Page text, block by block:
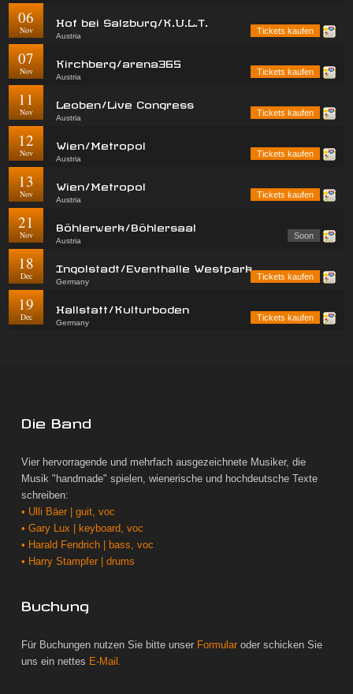
06
Nov
Hof bei Salzburg/K.U.L.T.
Austria
Tickets kaufen
07
Nov
Kirchberg/arena365
Austria
Tickets kaufen
11
Nov
Leoben/Live Congress
Austria
Tickets kaufen
12
Nov
Wien/Metropol
Austria
Tickets kaufen
13
Nov
Wien/Metropol
Austria
Tickets kaufen
21
Nov
Böhlerwerk/Böhlersaal
Austria
Soon
18
Dec
Ingolstadt/Eventhalle Westpark
Germany
Tickets kaufen
19
Dec
Hallstatt/Kulturboden
Germany
Tickets kaufen
Die Band
Vier hervorragende und mehrfach ausgezeichnete Musiker, die
Musik "handmade" spielen, wienerische und hochdeutsche Texte
schreiben:
• Ulli Bäer | guit, voc
• Gary Lux | keyboard, voc
• Harald Fendrich | bass, voc
• Harry Stampfer | drums
Buchung
Für Buchungen nutzen Sie bitte unser Formular oder schicken Sie
uns ein nettes E-Mail.